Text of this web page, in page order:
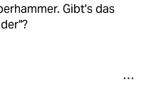
Gibt's das